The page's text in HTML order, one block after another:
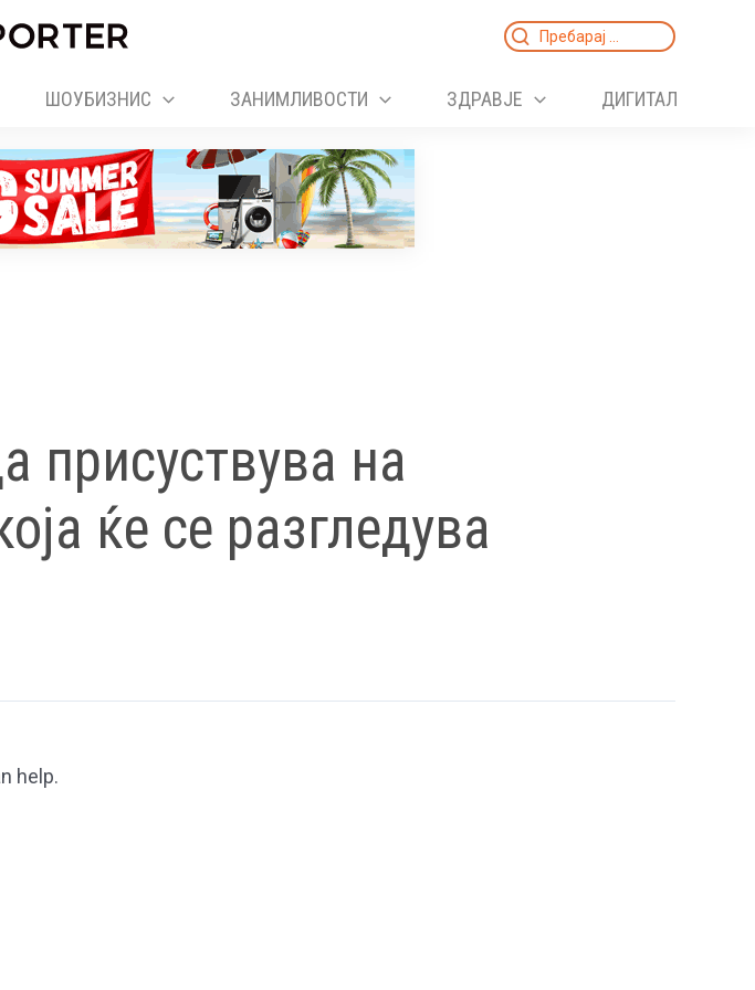
Search
ШОУБИЗНИС ЗАНИМЛИВОСТИ ЗДРАВЈЕ ДИГИТАЛ
присуствува на
ќе се разгледува
help.